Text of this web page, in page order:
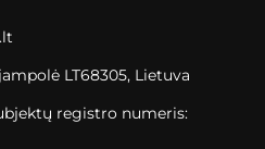
LT68305, Lietuva
registro numeris: